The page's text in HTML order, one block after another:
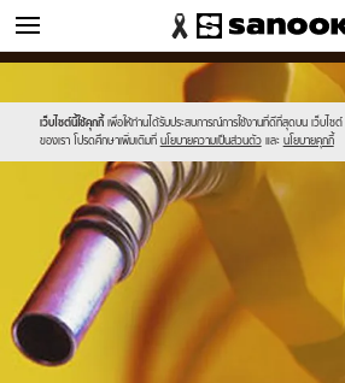
ข่าว
เว็บไซต์นี้ใช้คุกกี้ เพื่อให้ท่านได้รับประสบการณ์การใช้งานที่ดีที่สุดบน เว็บไซต์
ของเรา โปรดศึกษาเพิ่มเติมที่ นโยบายความเป็นส่วนตัว และ นโยบายคุกกี้
//s.isanook.com/sr/0/images/logo-
new-
sanook.png
//s.isanook.com/ns/0/ud/371/1858202/643097-
01.jpg